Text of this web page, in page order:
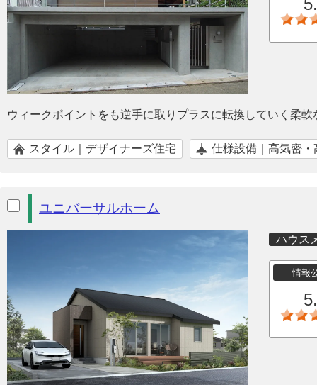
ウィークポイントをも逆手に取りプラスに転換していく柔
スタイル｜デザイナーズ住宅 仕様設備｜高気密・
ユニバーサルホーム
ハウス
情報